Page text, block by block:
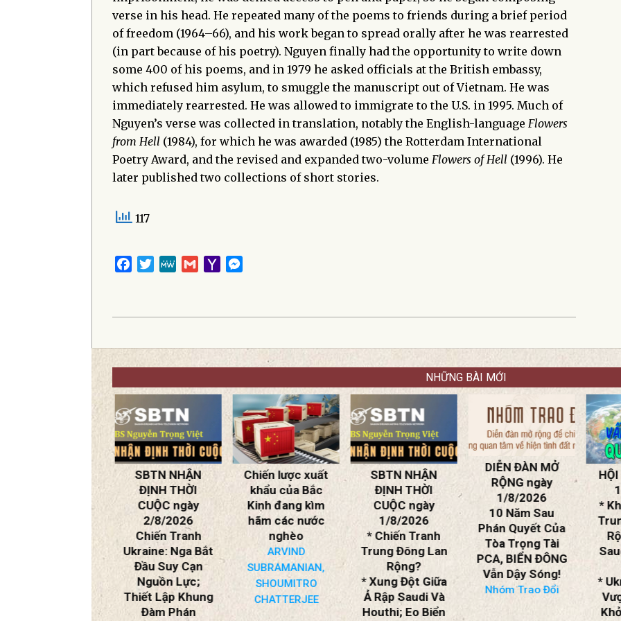
verse in his head. He repeated many of the poems to friends during a brief period
of freedom (1964–66), and his work began to spread orally after he was rearrested
(in part because of his poetry). Nguyen finally had the opportunity to write down
some 400 of his poems, and in 1979 he asked officials at the British embassy,
which refused him asylum, to smuggle the manuscript out of Vietnam. He was
immediately rearrested. He was allowed to immigrate to the U.S. in 1995. Much of
Nguyen’s verse was collected in translation, notably the English-language Flowers
from Hell (1984), for which he was awarded (1985) the Rotterdam International
Poetry Award, and the revised and expanded two-volume Flowers of Hell (1996). He
later published two collections of short stories.
117
Facebook
TwitterMeWeGmailYahoo
NHỮNG BÀI MỚI
Chiến lược xuất
khẩu của Bắc
Kinh đang kìm
hãm các nước
nghèo
ARVIND
SUBRAMANIAN,
SHOUMITRO
CHATTERJEE
SBTN NHẬN
ĐỊNH THỜI
CUỘC ngày
1/8/2026
* Chiến Tranh
Trung Đông Lan
Rộng?
* Xung Đột Giữa
Ả Rập Saudi Và
DIỄN ĐÀN MỞ
RỘNG ngày
1/8/2026
10 Năm Sau
Phán Quyết Của
Tòa Trọng Tài
PCA, BIỂN ĐÔNG
Vẫn Dậy Sóng!
Nhóm Trao Đổi
HỘI LUẬN ngày
1/8/2026
* Khủng Hoảng
Trung Đông Mở
Rộng: Ả Rập
Saudi, Iraq Vào
Cuộc?
* Ukraine Ở Thế
Vượt Trội? Tái